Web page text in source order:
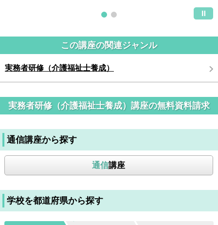
この講座の関連ジャンル
実務者研修（介護福祉士養成）
実務者研修（介護福祉士養成）講座の無料資料請求
通信講座から探す
通信講座
学校を都道府県から探す